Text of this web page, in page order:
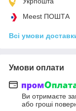
Meest ПОШТА
Всі умови
Умови оплати
Ви отримаєте
або гроші